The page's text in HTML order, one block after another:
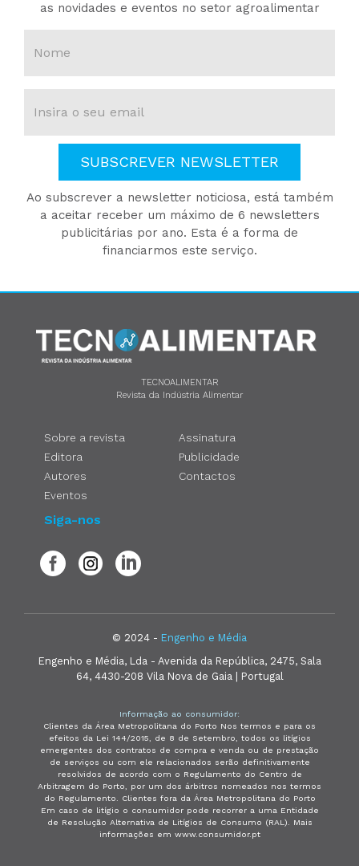
as novidades e eventos no setor agroalimentar
SUBSCREVER NEWSLETTER
Ao subscrever a newsletter noticiosa, está também
a aceitar receber um máximo de 6 newsletters
publicitárias por ano. Esta é a forma de
financiarmos este serviço.
TECNOALIMENTAR
Revista da Indústria Alimentar
Sobre a revista
Editora
Autores
Eventos
Assinatura
Publicidade
Contactos
Siga-nos
© 2024 - Engenho e Média
Engenho e Média, Lda - Avenida da República, 2475, Sala
64, 4430-208 Vila Nova de Gaia | Portugal
Informação ao consumidor:
Clientes da Área Metropolitana do Porto Nos termos e para os
efeitos da Lei 144/2015, de 8 de Setembro, todos os litígios
emergentes dos contratos de compra e venda ou de prestação
de serviços ou com ele relacionados serão definitivamente
resolvidos de acordo com o Regulamento do Centro de
Arbitragem do Porto, por um dos árbitros nomeados nos termos
do Regulamento. Clientes fora da Área Metropolitana do Porto
Em caso de litígio o consumidor pode recorrer a uma Entidade
de Resolução Alternativa de Litígios de Consumo (RAL). Mais
informações em www.consumidor.pt